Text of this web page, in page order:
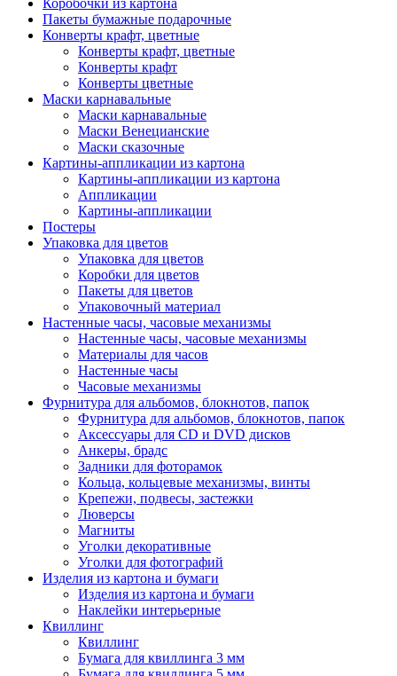
Коробочки из картона
Пакеты бумажные подарочные
Конверты крафт, цветные
Конверты крафт, цветные
Конверты крафт
Конверты цветные
Маски карнавальные
Маски карнавальные
Маски Венецианские
Маски сказочные
Картины-аппликации из картона
Картины-аппликации из картона
Аппликации
Картины-аппликации
Постеры
Упаковка для цветов
Упаковка для цветов
Коробки для цветов
Пакеты для цветов
Упаковочный материал
Настенные часы, часовые механизмы
Настенные часы, часовые механизмы
Материалы для часов
Настенные часы
Часовые механизмы
Фурнитура для альбомов, блокнотов, папок
Фурнитура для альбомов, блокнотов, папок
Аксессуары для CD и DVD дисков
Анкеры, брадс
Задники для фоторамок
Кольца, кольцевые механизмы, винты
Крепежи, подвесы, застежки
Люверсы
Магниты
Уголки декоративные
Уголки для фотографий
Изделия из картона и бумаги
Изделия из картона и бумаги
Наклейки интерьерные
Квиллинг
Квиллинг
Бумага для квиллинга 3 мм